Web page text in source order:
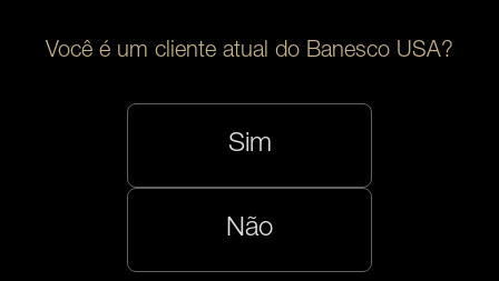
Você é um cliente atual do Banesco USA?
Sim
Não